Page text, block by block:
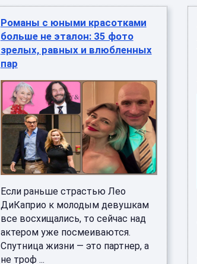
Романы с юными красотками
больше не эталон: 35 фото
зрелых, равных и влюбленных
пар
Если раньше страстью Лео
ДиКаприо к молодым девушкам
все восхищались, то сейчас над
актером уже посмеиваются.
Спутница жизни — это партнер, а
не троф ...